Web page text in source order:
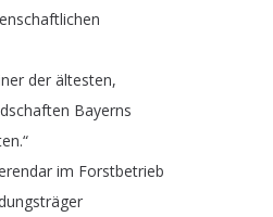
der ältesten,
Bayerns
.“
im Forstbetrieb